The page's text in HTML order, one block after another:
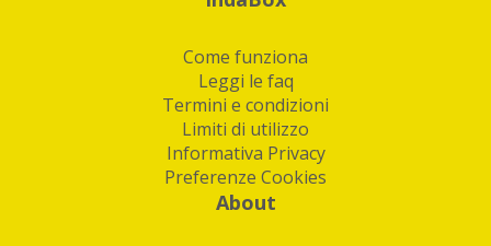
Come funziona
Leggi le faq
Termini e condizioni
Limiti di utilizzo
Informativa Privacy
Preferenze Cookies
About